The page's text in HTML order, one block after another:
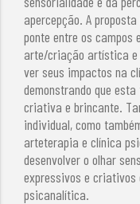
apercepção. A
ponte entre os campos
arte/criação artística e
ver seus impactos na
demonstrando que
criativa e brincante.
individual, como
arteterapia e clínica
desenvolver o olhar
expressivos e criativos
psicanalítica.